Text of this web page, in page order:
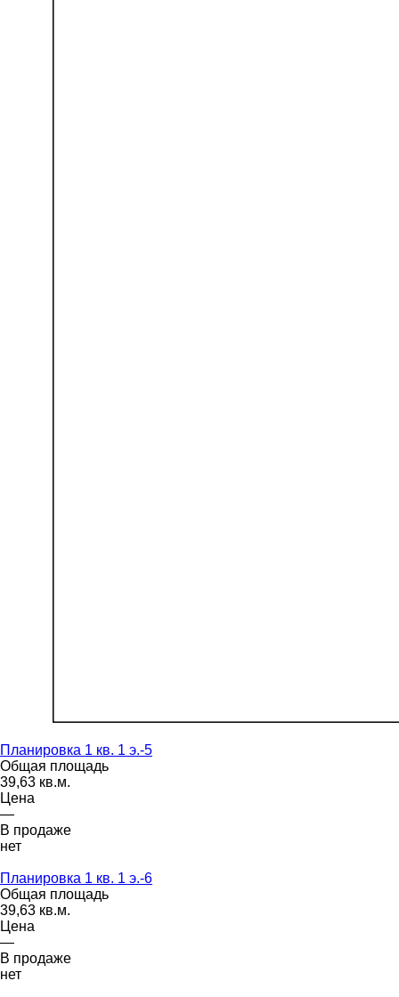
Планировка 1 кв. 1 э.-5
Общая площадь
39,63 кв.м.
Цена
—
В продаже
нет
Планировка 1 кв. 1 э.-6
Общая площадь
39,63 кв.м.
Цена
—
В продаже
нет